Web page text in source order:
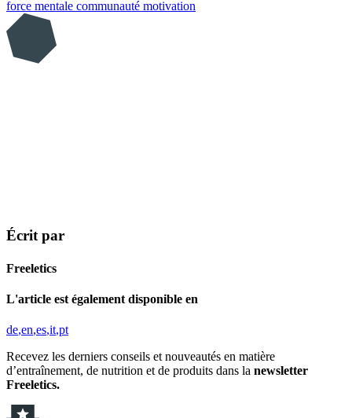
force mentale communauté motivation
Écrit par
Freeletics
L'article est également disponible en
de en es it pt
Recevez les derniers conseils et nouveautés en matière
d’entraînement, de nutrition et de produits dans la newsletter
Freeletics.